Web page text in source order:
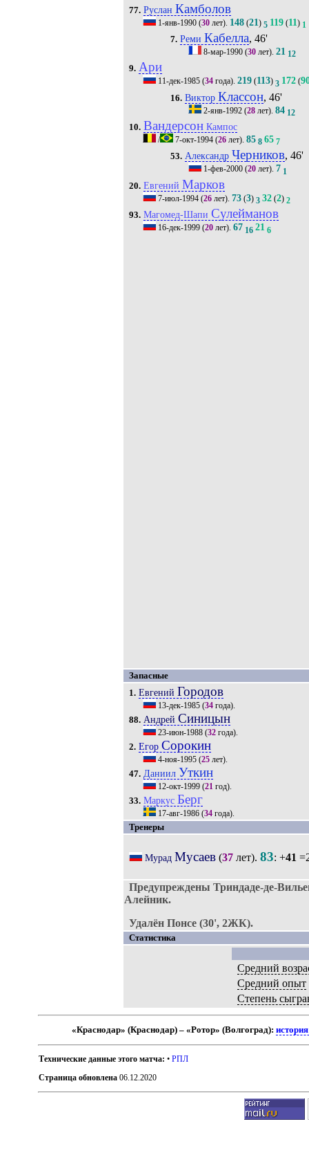
77. Руслан Камболов
1-янв-1990(30лет). 148(21) 5 119(11) 1
7. Реми Кабелла, 46'
8-мар-1990 (30 лет).21 12
9. Ари
11-дек-1985(34года). 219(113) 3 172(
16. Виктор Классон, 46'
2-янв-1992 (28 лет).84 12
10. ВандерсонКампос
/ 7-окт-1994(26лет). 85 8 65 7
53. Александр Черников, 46'
1-фев-2000 (20 лет).7 1
20. Евгений Марков
7-июл-1994(26лет). 73(3) 3 32(2) 2
93. Магомед-Шапи Сулейманов
16-дек-1999(20лет). 67 16 21 6
Запасные
1. Евгений Городов
13-дек-1985(34года).
88. Андрей Синицын
23-июн-1988(32года).
2. Егор Сорокин
4-ноя-1995(25лет).
47. Даниил Уткин
12-окт-1999(21год).
33. Маркус Берг
17-авг-1986(34года).
Тренеры
Мурад Мусаев(37лет). 83: +41
Предупреждены Триндаде-де-
Алейник.
Удалён Понсе (30', 2ЖК).
Статистика
Средний
Средний опыт
Степень
«Краснодар» (Краснодар) – «Ротор» (Волгоград):
Технические данные этого матча: •РПЛ
Страница обновлена 06.12.2020